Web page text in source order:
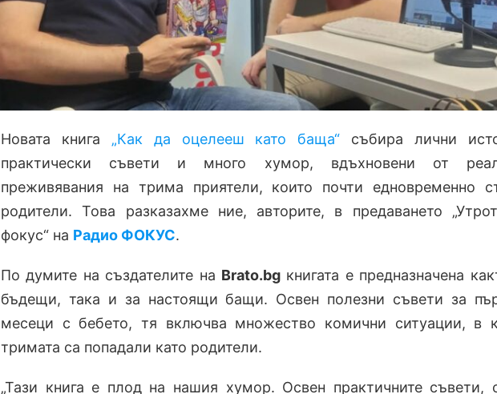
Новата книга „Как да оцелееш като баща“ събира лични
практически съвети и много хумор, вдъхновени от
преживявания на трима приятели, които почти едновременно
родители. Това разказахме ние, авторите, в предаването
фокус“ на Радио ФОКУС.
По думите на създателите на Brato.bg книгата е предназначена
бъдещи, така и за настоящи бащи. Освен полезни съвети за
месеци с бебето, тя включва множество комични ситуации, в
тримата са попадали като родители.
„Тази книга е плод на нашия хумор. Освен практичните съвети,